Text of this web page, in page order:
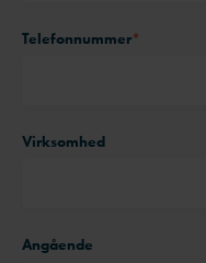
Telefonnummer*
Virksomhed
Angående